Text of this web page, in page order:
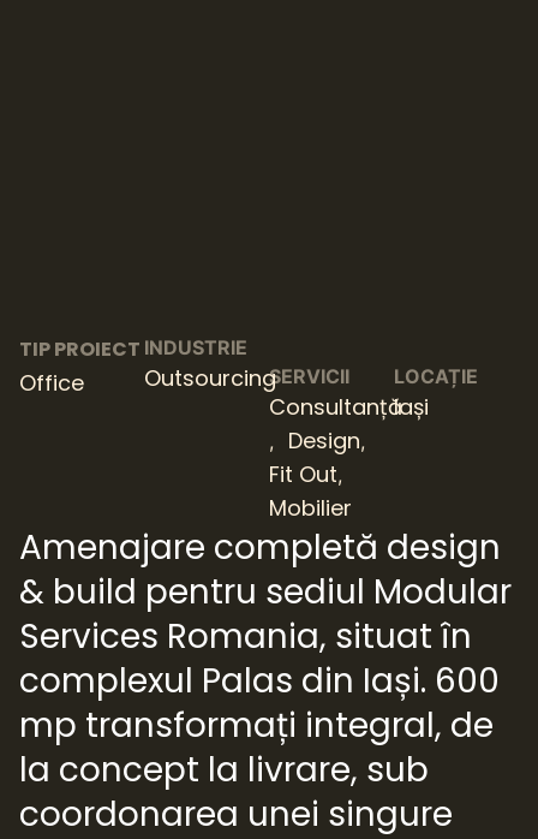
Amenajare completă design
& build pentru sediul Modular
Services Romania, situat în
complexul Palas din Iași. 600
mp transformați integral, de
la concept la livrare, sub
coordonarea unei singure
TIP PROIECT
Office
INDUSTRIE
OutsourcingSERVICII
Consultanță
, Design,
Fit Out,
Mobilier
LOCAȚIE
Iași